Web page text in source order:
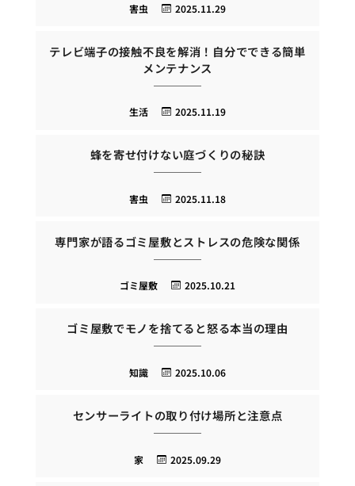
2025.11.29
害虫
テレビ端子の接触不良を解消！自分でできる簡単
メンテナンス
2025.11.19
生活
蜂を寄せ付けない庭づくりの秘訣
2025.11.18
害虫
専門家が語るゴミ屋敷とストレスの危険な関係
2025.10.21
ゴミ屋敷
ゴミ屋敷でモノを捨てると怒る本当の理由
2025.10.06
知識
センサーライトの取り付け場所と注意点
2025.09.29
家